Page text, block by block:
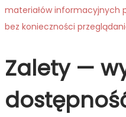
materiałów informacyjnych
bez konieczności
Zalety —